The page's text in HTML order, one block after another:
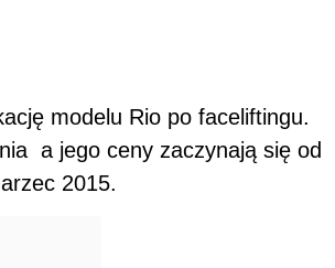
modelu Rio po faceliftingu.
a jego ceny zaczynają się od
2015.